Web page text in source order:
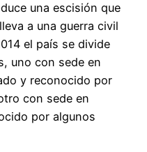
una escisión que
a una guerra civil
el país se divide
uno con sede en
y reconocido por
con sede en
por algunos